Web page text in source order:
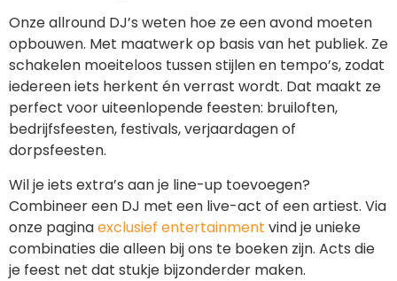
Onze allround DJ’s weten hoe ze een avond moeten
opbouwen. Met maatwerk op basis van het publiek. Ze
schakelen moeiteloos tussen stijlen en tempo’s, zodat
iedereen iets herkent én verrast wordt. Dat maakt ze
perfect voor uiteenlopende feesten: bruiloften,
bedrijfsfeesten, festivals, verjaardagen of
dorpsfeesten.
Wil je iets extra’s aan je line-up toevoegen?
Combineer een DJ met een live-act of een artiest. Via
onze paginaexclusief entertainment vind je unieke
combinaties die alleen bij ons te boeken zijn. Acts die
je feest net dat stukje bijzonderder maken.